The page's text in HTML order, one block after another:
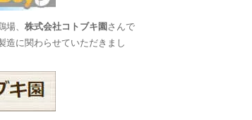
場、株式会社コトブキ園 さんで
造に関わらせていただきまし